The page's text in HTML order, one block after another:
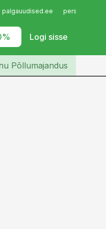
palgauudised.ee
Logi sisse
Põllumajandus